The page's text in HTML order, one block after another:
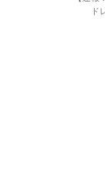
ド